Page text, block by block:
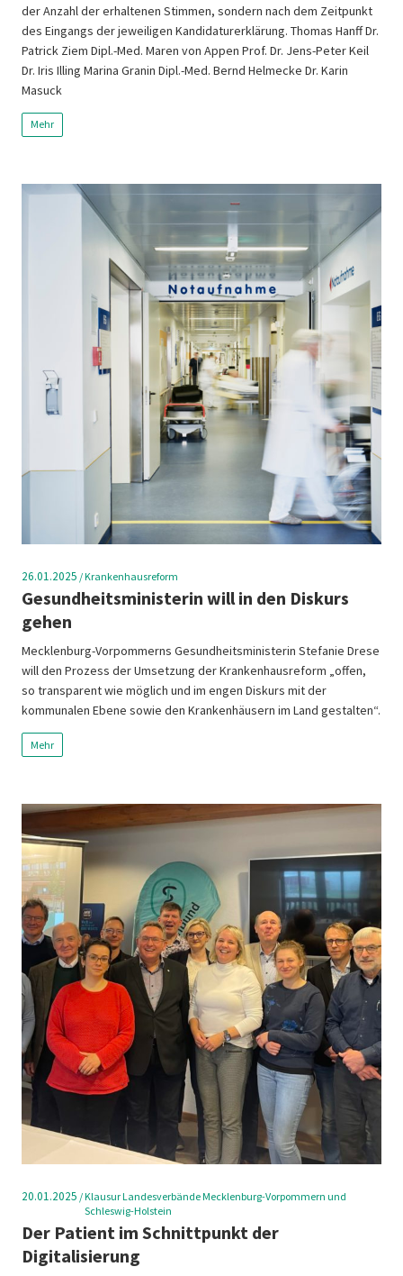
der Anzahl der erhaltenen Stimmen, sondern nach dem Zeitpunkt
des Eingangs der jeweiligen Kandidaturerklärung. Thomas Hanff Dr.
Patrick Ziem Dipl.-Med. Maren von Appen Prof. Dr. Jens-Peter Keil
Dr. Iris Illing Marina Granin Dipl.-Med. Bernd Helmecke Dr. Karin
Masuck
Mehr
26.01.2025 /Krankenhausreform
Gesundheitsministerin will in den Diskurs
gehen
Mecklenburg-Vorpommerns Gesundheitsministerin Stefanie Drese
will den Prozess der Umsetzung der Krankenhausreform „offen,
so transparent wie möglich und im engen Diskurs mit der
kommunalen Ebene sowie den Krankenhäusern im Land gestalten“.
Mehr
20.01.2025 /Klausur Landesverbände Mecklenburg-Vorpommern und
Schleswig-Holstein
Der Patient im Schnittpunkt der
Digitalisierung